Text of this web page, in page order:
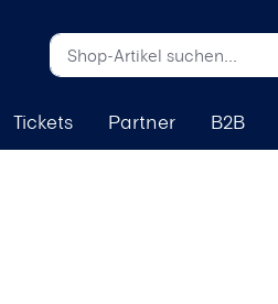
Tickets Partner B2B